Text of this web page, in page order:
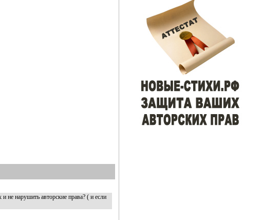
не нарушить авторские права? ( и если